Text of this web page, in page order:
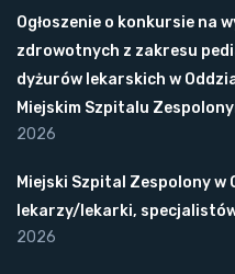
Ogłoszenie o konkursie na
zdrowotnych z zakresu
dyżurów lekarskich w
Miejskim Szpitalu
2026
Miejski Szpital Zespolony
lekarzy/lekarki,
2026